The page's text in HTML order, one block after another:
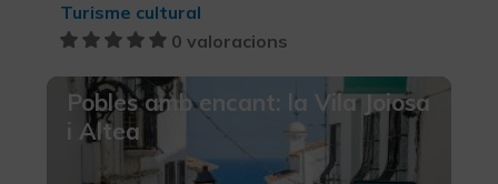
Turisme cultural
0 valoracions
Pobles amb encant: la Vila Joiosa
i Altea